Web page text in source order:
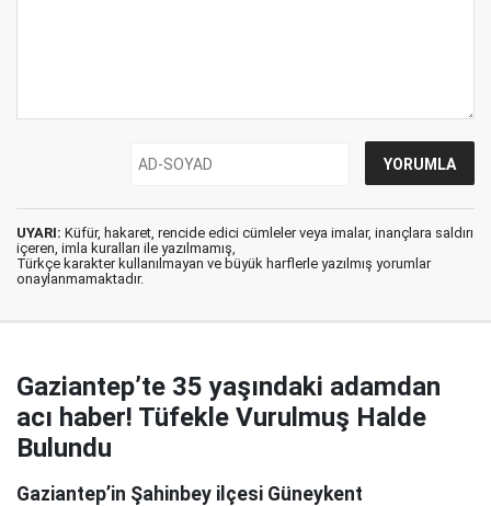
UYARI: Küfür, hakaret, rencide edici cümleler veya imalar, inançlara saldırı
içeren, imla kuralları ile yazılmamış,
Türkçe karakter kullanılmayan ve büyük harflerle yazılmış yorumlar
onaylanmamaktadır.
Gaziantep’te 35 yaşındaki adamdan
acı haber! Tüfekle Vurulmuş Halde
Bulundu
Gaziantep’in Şahinbey ilçesi Güneykent